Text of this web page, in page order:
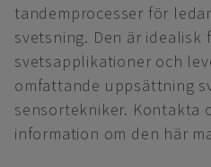
tandemprocesser för
svetsning. Den är idealisk
svetsapplikationer och
omfattande uppsättning
sensortekniker. Kontakta
information om den här